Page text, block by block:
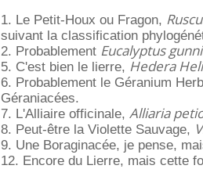
1. Le Petit-Houx ou Fragon,
suivant la classification
2. Probablement Eucalyptus gunni
5. C'est bien le lierre, Hedera
6. Probablement le Géranium
Géraniacées.
7. L'Alliaire officinale, Alliaria
8. Peut-être la Violette Sauvage,
9. Une Boraginacée, je pense,
12. Encore du Lierre, mais cette